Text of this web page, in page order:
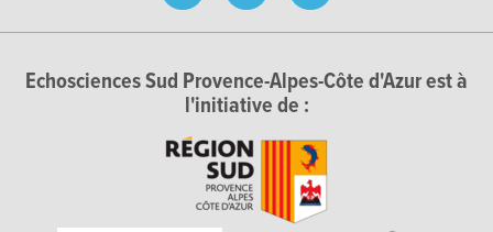
Echosciences Sud Provence-Alpes-Côte d'Azur est à
l'initiative de :